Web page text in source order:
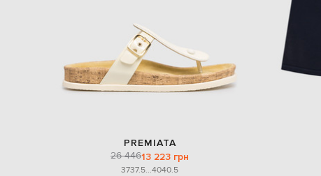
PREMIATA
26 44613 223 грн
3737.5...4040.5